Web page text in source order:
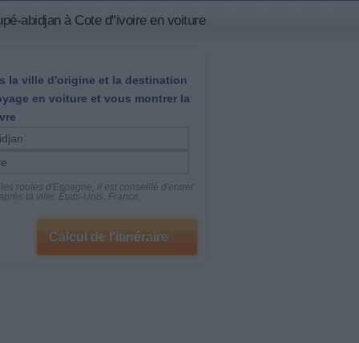
abidjan à Cote d"ivoire en voiture
la ville d'origine et la destination
en voiture et vous montrer la
routes d'Espagne, il est conseillé d'entrer
la ville: États-Unis, France,